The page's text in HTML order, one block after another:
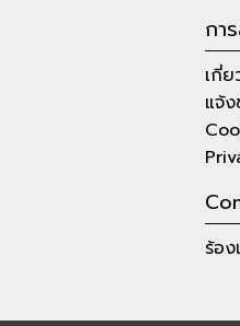
กา
เกี่ย
แจ้ง
ร้อง